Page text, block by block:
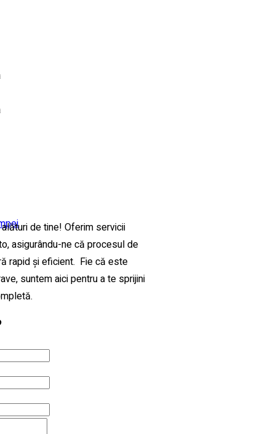
de tine! Oferim servicii
asigurându-ne că procesul de
rapid și eficient. Fie că este
suntem aici pentru a te sprijini